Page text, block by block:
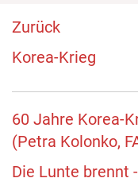
Zurück
Korea-Krieg
60 Jahre Korea-
(Petra Kolonko,
Die Lunte brennt